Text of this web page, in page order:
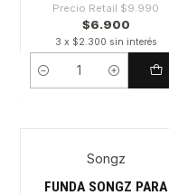
Precio Retail $9.990
$6.900
3 x $2.300 sin interés
Cantidad
Songz
FUNDA SONGZ PARA